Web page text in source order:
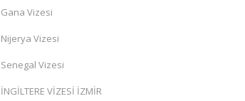
Gana Vizesi
Nijerya Vizesi
Senegal Vizesi
İNGİLTERE VİZESİ İZMİR